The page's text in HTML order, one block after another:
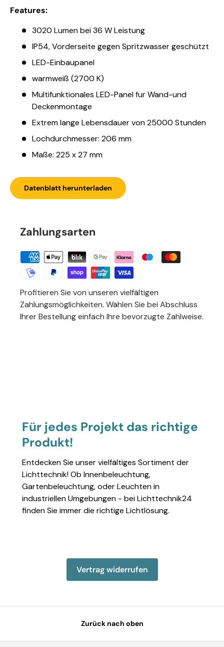
Features:
3020 Lumen bei 36 W Leistung
IP54, Vorderseite gegen Spritzwasser geschützt
LED-Einbaupanel
warmweiß (2700 K)
Multifunktionales LED-Panel fur Wand-und
Deckenmontage
Extrem lange Lebensdauer von 25000 Stunden
Lochdurchmesser: 206 mm
Maße: 225 x 27 mm
Datenblatt herunterladen
Zahlungsarten
Profitieren Sie von unseren vielfältigen
Zahlungsmöglichkeiten. Wählen Sie bei Abschluss
Ihrer Bestellung einfach Ihre bevorzugte Zahlweise.
Für jedes Projekt das richtige
Produkt!
Entdecken Sie unser vielfältiges Sortiment der
Lichttechnik! Ob Innenbeleuchtung,
Gartenbeleuchtung, oder Leuchten in
industriellen Umgebungen - bei Lichttechnik24
finden Sie immer die richtige Lichtlösung.
Vertrag widerrufen
Zurück nach oben